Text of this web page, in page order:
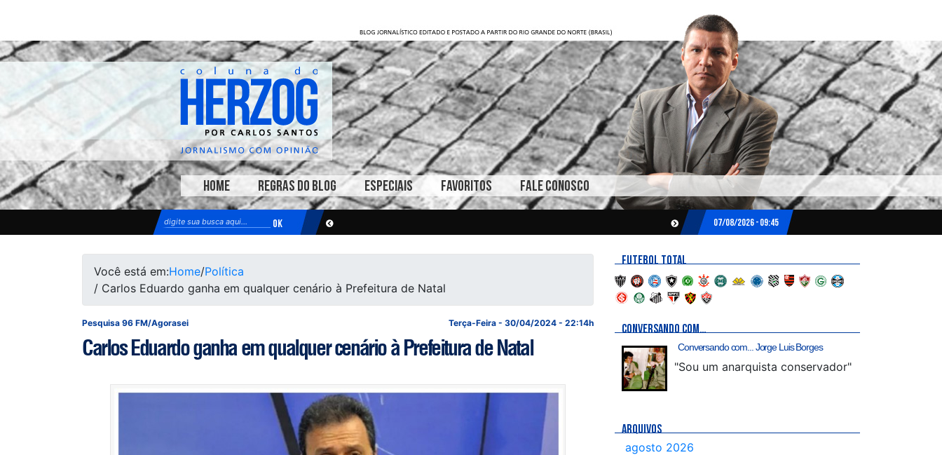
HOME REGRAS DO BLOG ESPECIAIS FAVORITOS FALE CONOSCO
07/08/2026 - 09:45
Você está em:Home/Política
/ Carlos Eduardo ganha em qualquer cenário à Prefeitura de Natal
Terça-Feira - 30/04/2024 - 22:14h
Pesquisa 96 FM/Agorasei
Carlos Eduardo ganha em qualquer cenário à Prefeitura de Natal
FUTEBOL TOTAL
CONVERSANDO COM…
Conversando com... Jorge Luis Borges
"Sou um anarquista conservador"
ARQUIVOS
agosto 2026